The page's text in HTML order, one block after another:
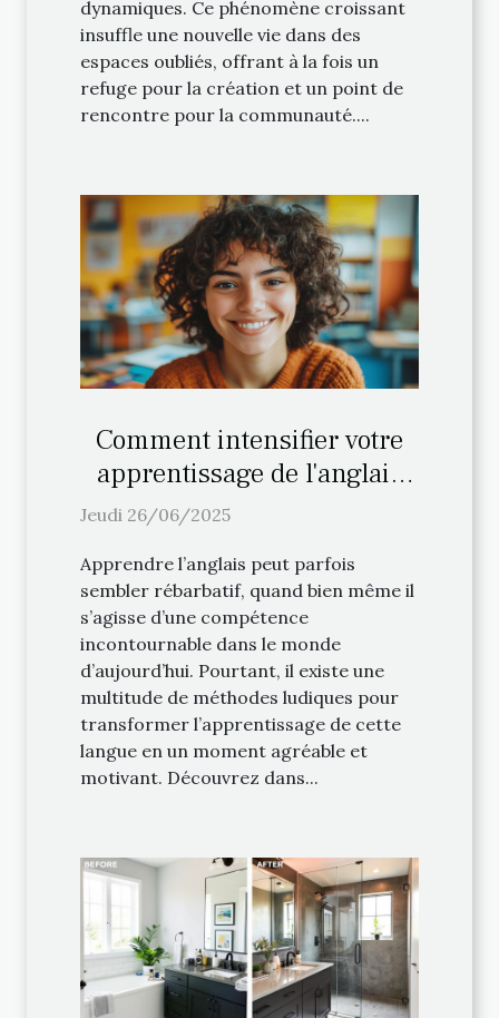
dynamiques. Ce phénomène croissant
insuffle une nouvelle vie dans des
espaces oubliés, offrant à la fois un
refuge pour la création et un point de
rencontre pour la communauté....
Comment intensifier votre
apprentissage de l'anglais
avec des méthodes ludiques
Jeudi 26/06/2025
Apprendre l’anglais peut parfois
sembler rébarbatif, quand bien même il
s’agisse d’une compétence
incontournable dans le monde
d’aujourd’hui. Pourtant, il existe une
multitude de méthodes ludiques pour
transformer l’apprentissage de cette
langue en un moment agréable et
motivant. Découvrez dans...